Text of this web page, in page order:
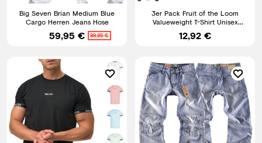
Big Seven Brian Medium Blue
Cargo Herren Jeans Hose
59,95 € 99,95 €
3er Pack Fruit of the Loom
Valueweight T-Shirt Unisex
Größe S-5XL NEU
12,92 €